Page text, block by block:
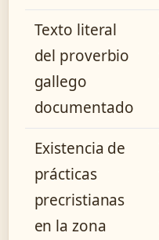
Texto literal
del proverbio
gallego
documentado
Existencia de
prácticas
precristianas
en la zona